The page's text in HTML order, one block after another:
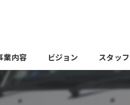
業内容 ビジョン スタッフ